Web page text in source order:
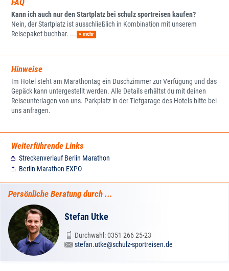
FAQ
Kann ich auch nur den Startplatz bei schulz sportreisen kaufen?
Nein, der Startplatz ist ausschließlich in Kombination mit unserem
Reisepaket buchbar. ... » mehr
Hinweise
Im Hotel steht am Marathontag ein Duschzimmer zur Verfügung und das
Gepäck kann untergestellt werden. Alle Details erhältst du mit deinen
Reiseunterlagen von uns. Parkplatz in der Tiefgarage des Hotels bitte bei
uns anfragen.
Weiterführende Links
Streckenverlauf Berlin Marathon
Berlin Marathon EXPO
Persönliche Beratung durch ...
Stefan Utke
Durchwahl: 0351 266 25-23
stefan.utke@schulz-sportreisen.de